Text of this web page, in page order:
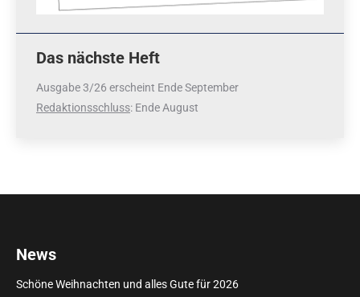
Das nächste Heft
Ausgabe 3/26 erscheint Ende September
Redaktionsschluss: Ende August
News
Schöne Weihnachten und alles Gute für 2026